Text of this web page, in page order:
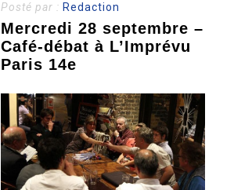
Posté par : Redaction
Mercredi 28 septembre –
Café-débat à L’Imprévu
Paris 14e